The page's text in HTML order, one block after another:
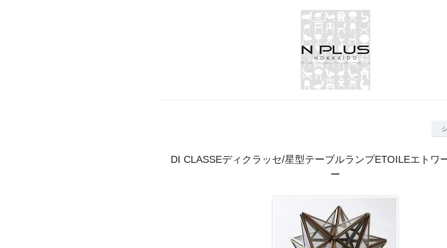
DI CLASSEディクラッセ/星型テーブルランプETOILEエトワ
ー